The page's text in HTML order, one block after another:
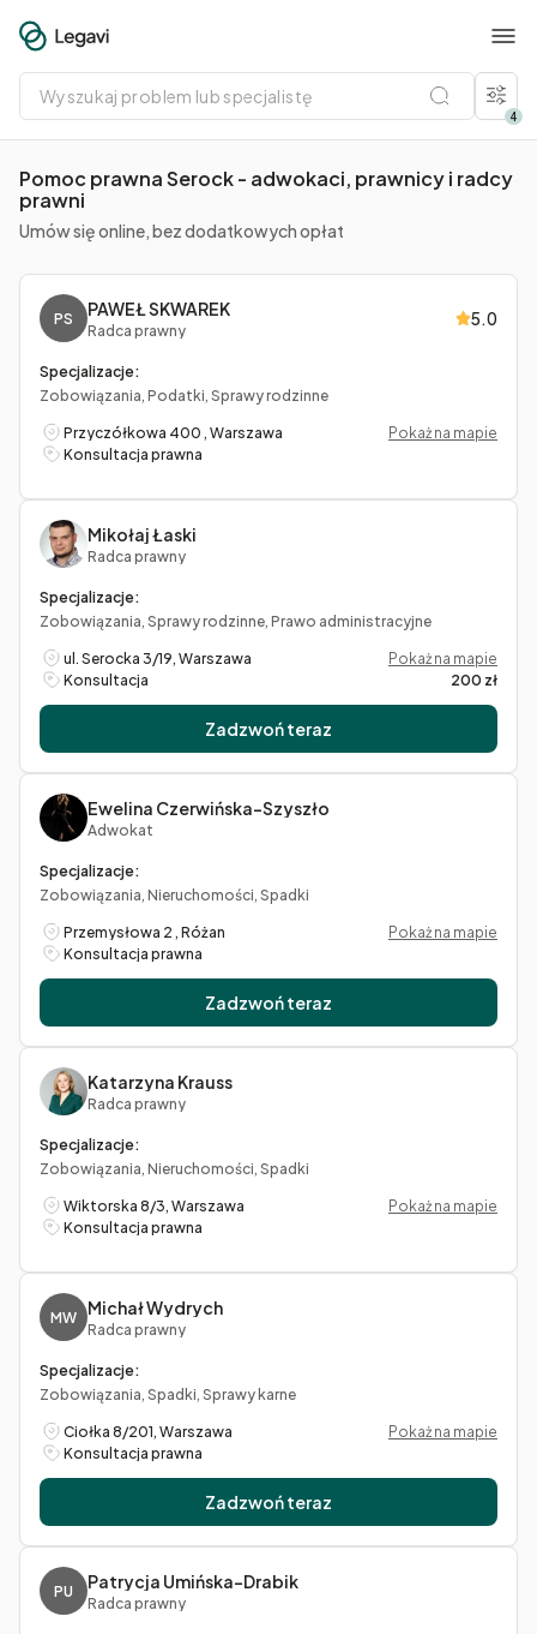
Wyszukaj
problem
lub
specjalistę
4
Pomoc prawna Serock - adwokaci, prawnicy i radcy
prawni
Umów się online, bez dodatkowych opłat
PS PAWEŁ SKWAREK
Radca prawny
5.0
Specjalizacje:
Zobowiązania, Podatki, Sprawy rodzinne
Przyczółkowa 400 , Warszawa
Pokaż na mapie
Konsultacja prawna
Mikołaj Łaski
Radca prawny
Specjalizacje:
Zobowiązania, Sprawy rodzinne, Prawo administracyjne
ul. Serocka 3/19, Warszawa
Pokaż na mapie
Konsultacja
200 zł
Zadzwoń teraz
Ewelina Czerwińska-Szyszło
Adwokat
Specjalizacje:
Zobowiązania, Nieruchomości, Spadki
Przemysłowa 2 , Różan
Pokaż na mapie
Konsultacja prawna
Zadzwoń teraz
Katarzyna Krauss
Radca prawny
Specjalizacje:
Zobowiązania, Nieruchomości, Spadki
Wiktorska 8/3, Warszawa
Pokaż na mapie
Konsultacja prawna
MW Michał Wydrych
Radca prawny
Specjalizacje:
Zobowiązania, Spadki, Sprawy karne
Ciołka 8/201, Warszawa
Pokaż na mapie
Konsultacja prawna
Zadzwoń teraz
PU Patrycja Umińska-Drabik
Radca prawny